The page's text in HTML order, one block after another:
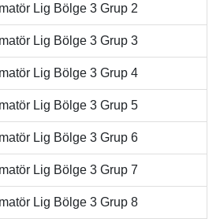
Lig Bölge 3 Grup 2
Lig Bölge 3 Grup 3
Lig Bölge 3 Grup 4
Lig Bölge 3 Grup 5
Lig Bölge 3 Grup 6
Lig Bölge 3 Grup 7
Lig Bölge 3 Grup 8